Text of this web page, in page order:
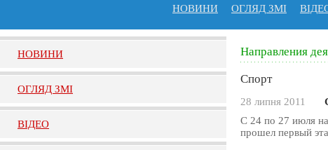
НОВИНИ ОГЛЯД ЗМІ
НОВИНИ
ОГЛЯД ЗМI
ВIДЕО
Направления
Спорт
28 липня 2011
С 24 по 27 июля
прошел первый